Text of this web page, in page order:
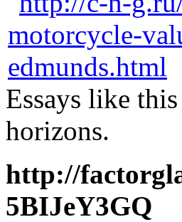
Essays like
horizons.
http://
5BIJeY3GQ